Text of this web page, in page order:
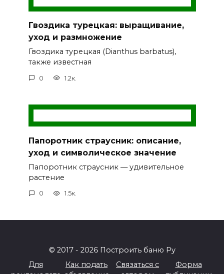
Гвоздика турецкая: выращивание,
уход и размножение
Гвоздика турецкая (Dianthus barbatus),
также известная
0 1.2к.
Папоротник страусник: описание,
уход и символическое значение
Папоротник страусник — удивительное
растение
0 1.5к.
© 2017 - 2026 Построить баню Ру
Для
Как подать
Связаться с
Форма